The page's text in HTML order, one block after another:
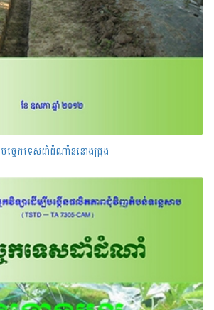
បច្ចេកទេសដាំដំណាំននោងជ្រុង